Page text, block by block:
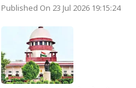
Published On 23 Jul 2026 19:15:24